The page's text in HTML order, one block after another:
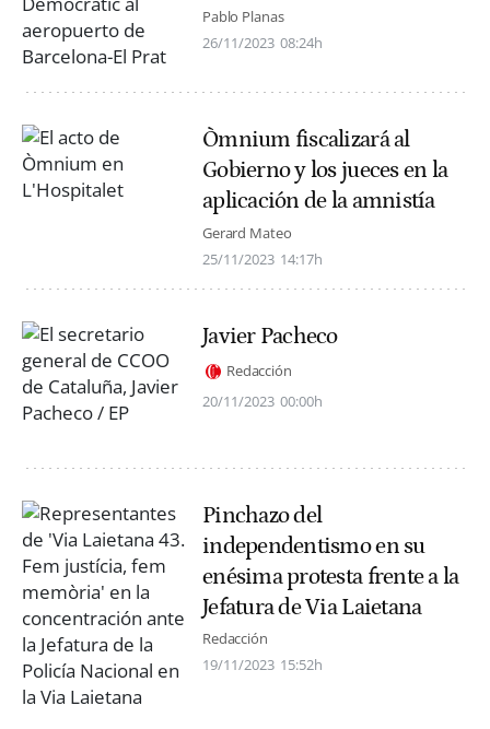
Pablo Planas
26/11/2023 08:24h
Òmnium fiscalizará al
Gobierno y los jueces en la
aplicación de la amnistía
Gerard Mateo
25/11/2023 14:17h
Javier Pacheco
Redacción
20/11/2023 00:00h
Pinchazo del
independentismo en su
enésima protesta frente a la
Jefatura de Via Laietana
Redacción
19/11/2023 15:52h